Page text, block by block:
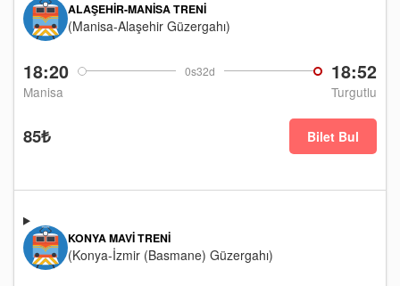
18:20 0s32d 18:52
Manisa Turgutlu
ALAŞEHIR-MANISA TRENI
(Manisa-Alaşehir Güzergahı)
85₺ Bilet Bul
KONYA MAVI TRENI
(Konya-İzmir (Basmane) Güzergahı)